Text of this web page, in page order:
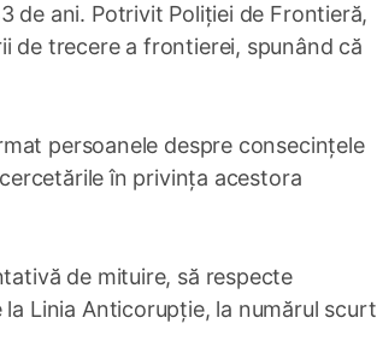
de ani. Potrivit Poliției de Frontieră,
de trecere a frontierei, spunând că
persoanele despre consecințele
în privința acestora
de mituire, să respecte
Linia Anticorupție, la numărul scurt